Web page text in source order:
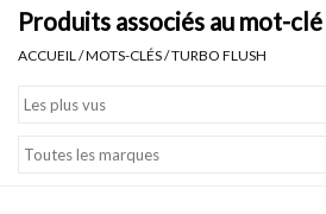
Ensembles de lave-mains
Toilettes
Produits associés au mot-
ACCUEIL /MOTS-CLÉS/TURBO FLUSH